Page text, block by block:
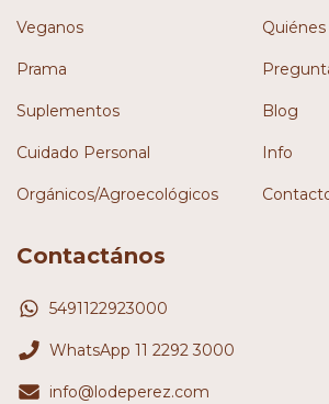
Veganos
Prama
Suplementos
Cuidado Personal
Orgánicos/Agroecológicos
Blog
Info
Contactános
5491122923000
WhatsApp 11 2292 3000
info@lodeperez.com